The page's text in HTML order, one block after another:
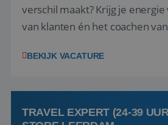
verschil maakt? Krijg je
van klanten én het coachen
(onderdeel van Pelikaan Travel
team het reisbureau verder...
BEKIJK VACATURE
TRAVEL EXPERT (24-39